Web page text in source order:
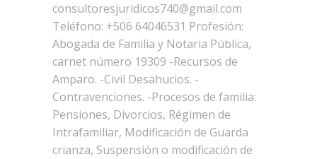
consultoresjuridicos740@gmail.com
Teléfono: +506 64046531 Profesión:
Abogada de Familia y Notaria Pública,
carnet número 19309 -Recursos de
Amparo. -Civil Desahucios. -
Contravenciones. -Procesos de familia:
Pensiones, Divorcios, Régimen de
Intrafamiliar, Modificación de Guarda
crianza, Suspensión o modificación de